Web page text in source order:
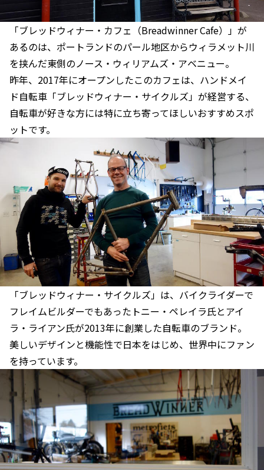
「ブレッドウィナー・カフェ（Breadwinner Cafe）」が
あるのは、ポートランドのパール地区からウィラメット川
を挟んだ東側のノース・ウィリアムズ・アベニュー。
昨年、2017年にオープンしたこのカフェは、ハンドメイ
ド自転車「ブレッドウィナー・サイクルズ」が経営する、
自転車が好きな方には特に立ち寄ってほしいおすすめスポ
ットです。
「ブレッドウィナー・サイクルズ」は、バイクライダーで
フレイムビルダーでもあったトニー・ペレイラ氏とアイ
ラ・ライアン氏が2013年に創業した自転車のブランド。
美しいデザインと機能性で日本をはじめ、世界中にファン
を持っています。